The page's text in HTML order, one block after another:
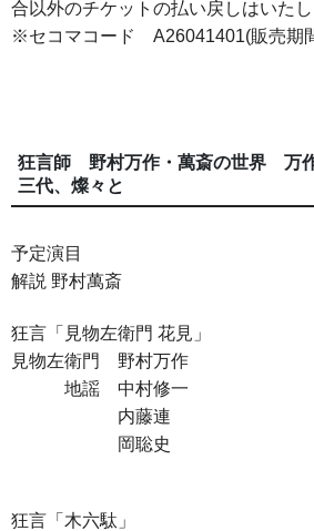
合以外のチケットの払い戻しはいたし
※セコマコード A26041401(販売期
狂言師 野村万作・萬斎の世界 万
三代、燦々と
予定演目
解説 野村萬斎
狂言「見物左衛門 花見」
見物左衛門 野村万作
地謡 中村修一
内藤連
岡聡史
狂言「木六駄」